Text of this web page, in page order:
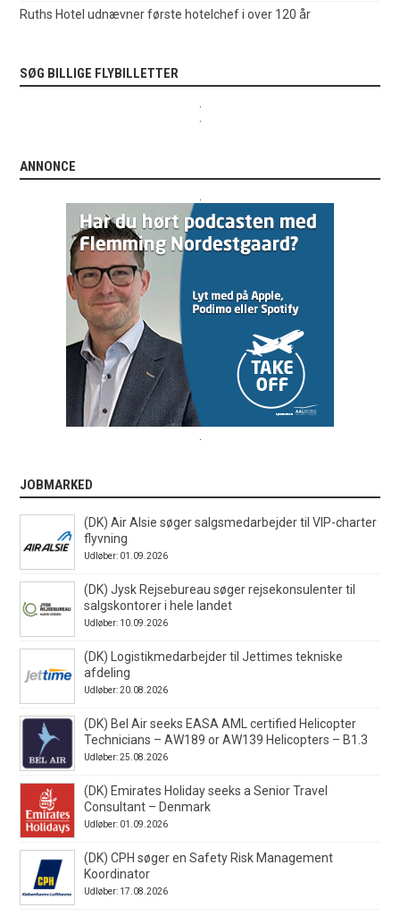
Ruths Hotel udnævner første hotelchef i over 120 år
SØG BILLIGE FLYBILLETTER
ANNONCE
JOBMARKED
(DK) Air Alsie søger salgsmedarbejder til VIP-charter
flyvning
Udløber: 01.09.2026
(DK) Jysk Rejsebureau søger rejsekonsulenter til
salgskontorer i hele landet
Udløber: 10.09.2026
(DK) Logistikmedarbejder til Jettimes tekniske
afdeling
Udløber: 20.08.2026
(DK) Bel Air seeks EASA AML certified Helicopter
Technicians – AW189 or AW139 Helicopters – B1.3
Udløber: 25.08.2026
(DK) Emirates Holiday seeks a Senior Travel
Consultant – Denmark
Udløber: 01.09.2026
(DK) CPH søger en Safety Risk Management
Koordinator
Udløber: 17.08.2026